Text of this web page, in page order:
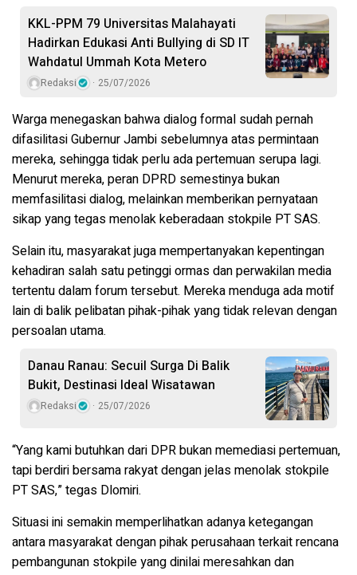
KKL-PPM 79 Universitas Malahayati
Hadirkan Edukasi Anti Bullying di SD IT
Wahdatul Ummah Kota Metero
Redaksi 25/07/2026
Warga menegaskan bahwa dialog formal sudah pernah
difasilitasi Gubernur Jambi sebelumnya atas permintaan
mereka, sehingga tidak perlu ada pertemuan serupa lagi.
Menurut mereka, peran DPRD semestinya bukan
memfasilitasi dialog, melainkan memberikan pernyataan
sikap yang tegas menolak keberadaan stokpile PT SAS.
Selain itu, masyarakat juga mempertanyakan kepentingan
kehadiran salah satu petinggi ormas dan perwakilan media
tertentu dalam forum tersebut. Mereka menduga ada motif
lain di balik pelibatan pihak-pihak yang tidak relevan dengan
persoalan utama.
Danau Ranau: Secuil Surga Di Balik
Bukit, Destinasi Ideal Wisatawan
Redaksi 25/07/2026
“Yang kami butuhkan dari DPR bukan memediasi pertemuan,
tapi berdiri bersama rakyat dengan jelas menolak stokpile
PT SAS,” tegas Dlomiri.
Situasi ini semakin memperlihatkan adanya ketegangan
antara masyarakat dengan pihak perusahaan terkait rencana
pembangunan stokpile yang dinilai meresahkan dan